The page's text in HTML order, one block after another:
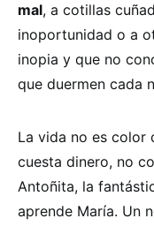
mal, a cotillas
inoportunidad o a
inopia y que no
que duermen cada
La vida no es color
cuesta dinero, no
Antoñita, la
aprende María. Un